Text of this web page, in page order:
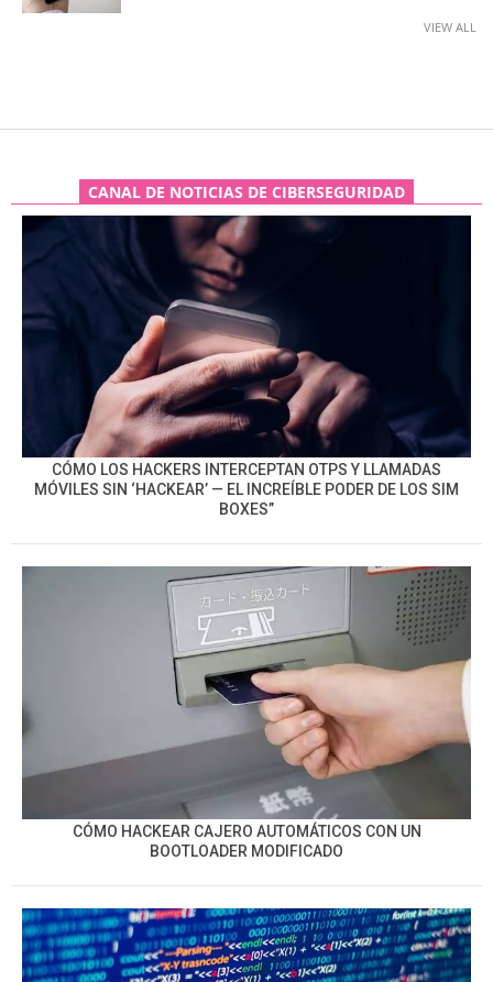
VIEW ALL
CANAL DE NOTICIAS DE CIBERSEGURIDAD
CÓMO LOS HACKERS INTERCEPTAN OTPS Y LLAMADAS
MÓVILES SIN ‘HACKEAR’ — EL INCREÍBLE PODER DE LOS SIM
BOXES”
CÓMO HACKEAR CAJERO AUTOMÁTICOS CON UN
BOOTLOADER MODIFICADO